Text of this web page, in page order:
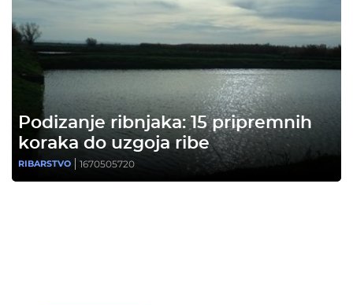
Podizanje ribnjaka: 15 pripremnih
koraka do uzgoja ribe
RIBARSTVO 1670505720